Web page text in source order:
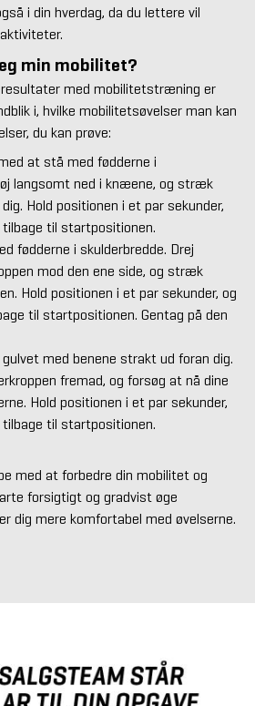
i din hverdag, da du lettere vil
min mobilitet?
med mobilitetstræning er
i, hvilke mobilitetsøvelser man kan
du kan prøve:
at stå med fødderne i
langsomt ned i knæene, og stræk
Hold positionen i et par sekunder,
til startpositionen.
fødderne i skulderbredde. Drej
mod den ene side, og stræk
Hold positionen i et par sekunder, og
til startpositionen. Gentag på den
gulvet med benene strakt ud foran dig.
fremad, og forsøg at nå dine
Hold positionen i et par sekunder,
til startpositionen.
med at forbedre din mobilitet og
forsigtigt og gradvist øge
dig mere komfortabel med øvelserne.